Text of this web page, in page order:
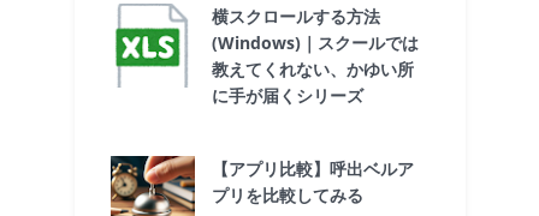
横スクロールする方法
(Windows)｜スクールでは
教えてくれない、かゆい所
に手が届くシリーズ
【アプリ比較】呼出ベルア
プリを比較してみる